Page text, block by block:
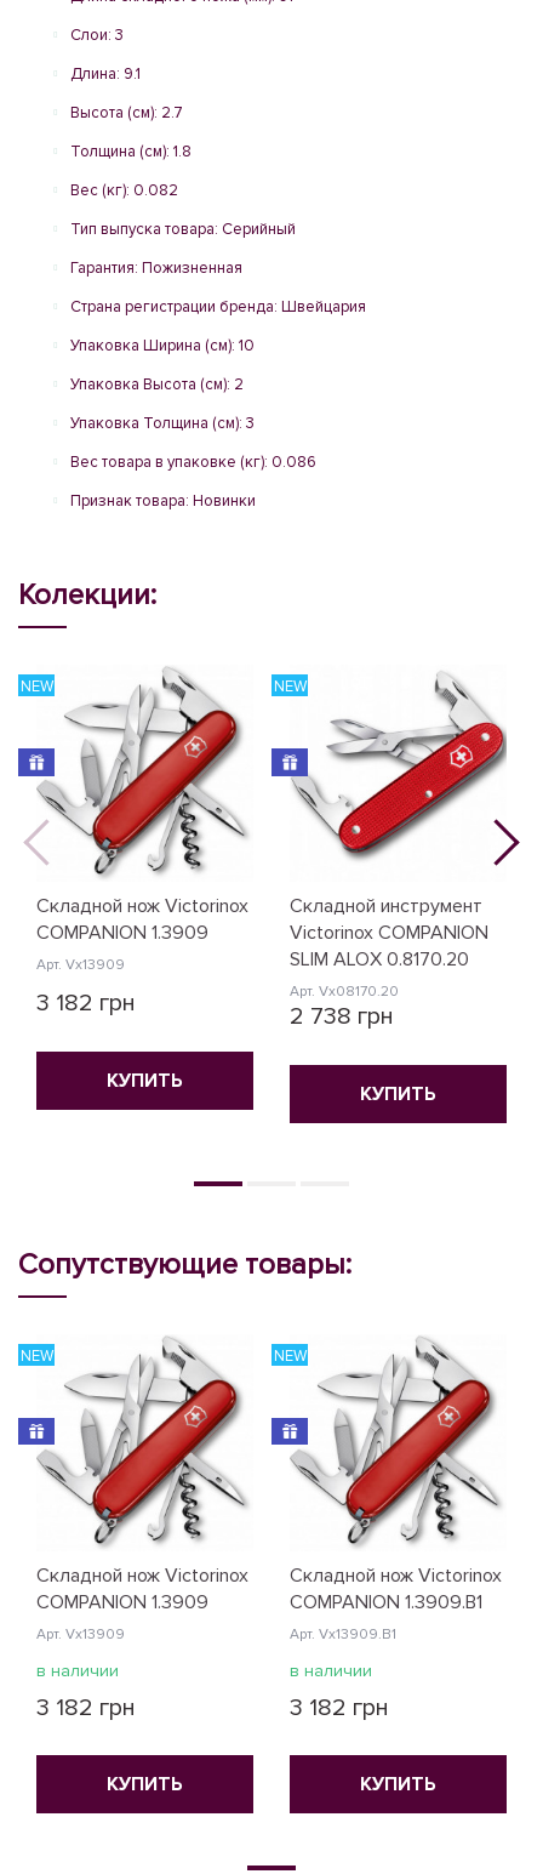
Слои: 3
Длина: 9.1
Высота (см): 2.7
Толщина (см): 1.8
Вес (кг): 0.082
Тип выпуска товара: Серийный
Гарантия: Пожизненная
Страна регистрации бренда: Швейцария
Упаковка Ширина (см): 10
Упаковка Высота (см): 2
Упаковка Толщина (см): 3
Вес товара в упаковке (кг): 0.086
Признак товара: Новинки
Колекции:
Складной нож Victorinox
COMPANION 1.3909
Арт. Vx13909
NEW
3 182 грн
КУПИТЬ
Складной инструмент
Victorinox COMPANION
SLIM ALOX 0.8170.20
Арт. Vx08170.20
NEW
2 738 грн
КУПИТЬ
Сопутствующие товары:
Складной нож Victorinox
COMPANION 1.3909
Арт. Vx13909
NEW
в наличии
3 182 грн
КУПИТЬ
Складной нож Victorinox
COMPANION 1.3909.B1
Арт. Vx13909.B1
NEW
в наличии
3 182 грн
КУПИТЬ